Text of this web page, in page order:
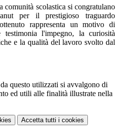
comunità scolastica si congratulano
per il prestigioso traguardo
rappresenta un motivo di
l'impegno, la curiosità
e la qualità del lavoro svolto dal
questo utilizzati si avvalgono di
ed utili alle finalità illustrate nella
Accetta tutti i cookies